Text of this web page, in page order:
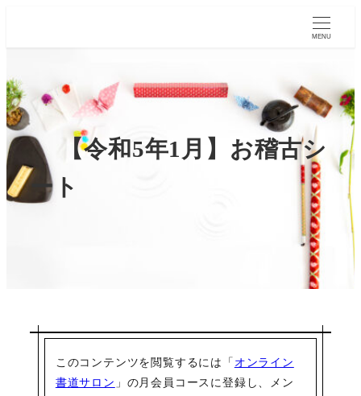
MENU
【令和5年1月】お稽古シ
ート
このコンテンツを閲覧するには「 オンライン
書道サロン 」の月会員コースに登録し、メン